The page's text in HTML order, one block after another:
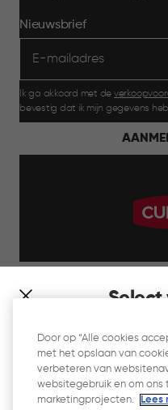
Select
which store
Nieuwsbrief
Ik ga akkoord met de
bevestig dat ik mijn gegevens
Website Gebruiksvoorwaarden
Privacyverklaring
Door op “Alle cookies
met het opslaan van
verbeteren van
websitegebruik en om ons
marketingprojecten.
Lees